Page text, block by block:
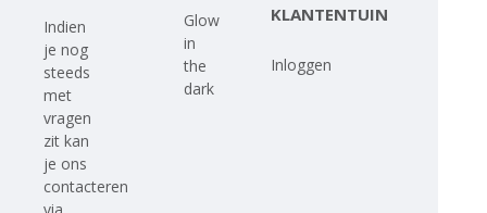
Indien
je nog
steeds
met
vragen
zit kan
je ons
contacteren
Glow
in
the
dark
KLANTENTUIN
Inloggen